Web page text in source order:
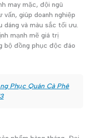
may mặc, đội ngũ
giúp doanh nghiệp
và màu sắc tối ưu.
mạnh mẽ giá trị
bộ đồng phục độc đáo
Phục Quán Cà Phê